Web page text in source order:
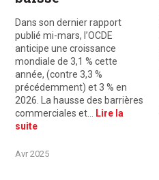
Dans son dernier rapport
publié mi-mars, l’OCDE
anticipe une croissance
mondiale de 3,1 % cette
année, (contre 3,3 %
précédemment) et 3 % en
2026. La hausse des barrières
commerciales et…
Lire la
suite
Avr 2025